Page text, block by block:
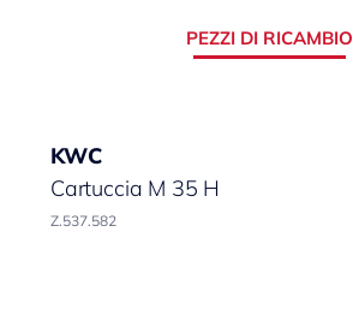
PEZZI DI RICAMBIO
KWC
Cartuccia M 35 H
Z.537.582